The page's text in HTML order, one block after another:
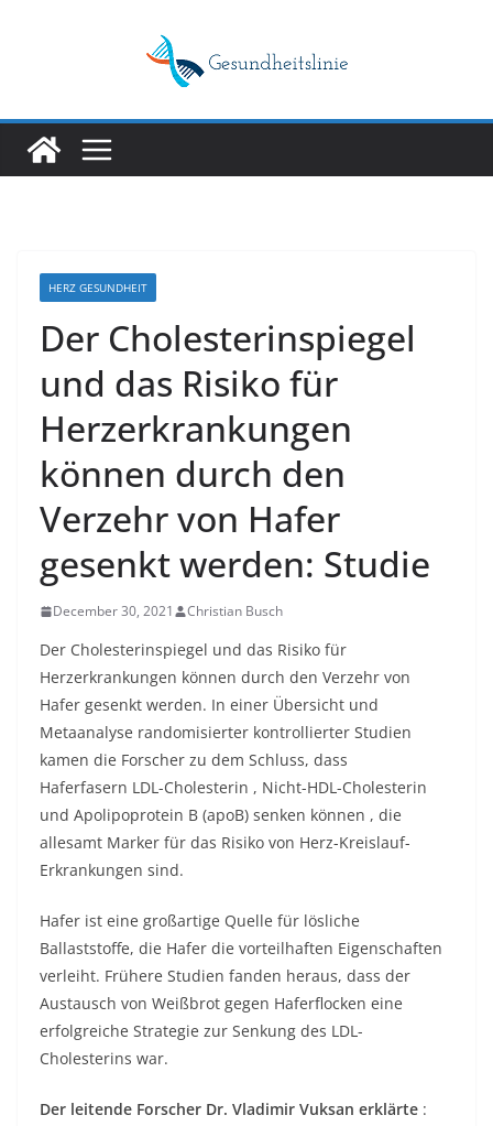
HERZ GESUNDHEIT
Der Cholesterinspiegel
und das Risiko für
Herzerkrankungen
können durch den
Verzehr von Hafer
gesenkt werden: Studie
December 30, 2021 Christian Busch
Der Cholesterinspiegel und das Risiko für
Herzerkrankungen können durch den Verzehr von
Hafer gesenkt werden. In einer Übersicht und
Metaanalyse randomisierter kontrollierter Studien
kamen die Forscher zu dem Schluss, dass
Haferfasern LDL-Cholesterin , Nicht-HDL-Cholesterin
und Apolipoprotein B (apoB) senken können , die
allesamt Marker für das Risiko von Herz-Kreislauf-
Erkrankungen sind.
Hafer ist eine großartige Quelle für lösliche
Ballaststoffe, die Hafer die vorteilhaften Eigenschaften
verleiht. Frühere Studien fanden heraus, dass der
Austausch von Weißbrot gegen Haferflocken eine
erfolgreiche Strategie zur Senkung des LDL-
Cholesterins war.
Der leitende Forscher Dr. Vladimir Vuksan erklärte :